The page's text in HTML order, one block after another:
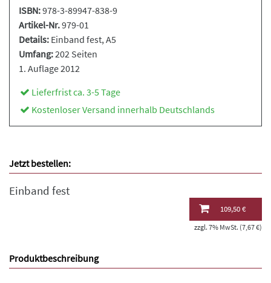
ISBN:978-3-89947-838-9
Artikel-Nr.979-01
Details: Einband fest, A5
Umfang:202 Seiten
1. Auflage 2012
Lieferfrist ca. 3-5 Tage
Kostenloser Versand innerhalb Deutschlands
Jetzt bestellen:
Einband fest
109,50 €
zzgl. 7% MwSt. (7,67 €)
Produktbeschreibung